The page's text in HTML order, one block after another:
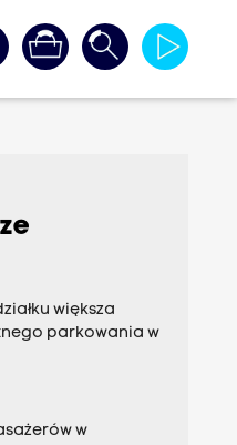
większa
parkowania w
w